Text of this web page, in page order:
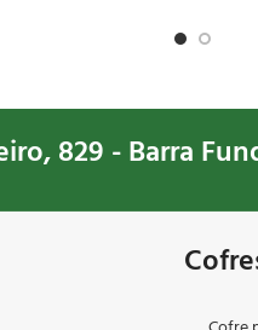
829 - Barra